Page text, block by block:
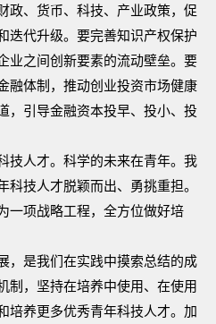
政、货币、科技、产业政策，促
迭代升级。要完善知识产权保护
业之间创新要素的流动壁垒。要
融体制，推动创业投资市场健康
，引导金融资本投早、投小、投
技人才。科学的未来在青年。我
技人才脱颖而出、勇挑重担。
一项战略工程，全方位做好培
，是我们在实践中摸索总结的成
制，坚持在培养中使用、在使用
培养更多优秀青年科技人才。加